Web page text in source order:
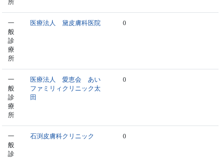
所
一
般
診
療
所
医療法人 黛皮膚科医院 0
一
般
診
療
所
医療法人 愛恵会 あい
ファミリィクリニック太
田
0
一
般
診
石渕皮膚科クリニック 0